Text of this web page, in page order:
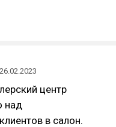
26.02.2023
центр
над
в салон.